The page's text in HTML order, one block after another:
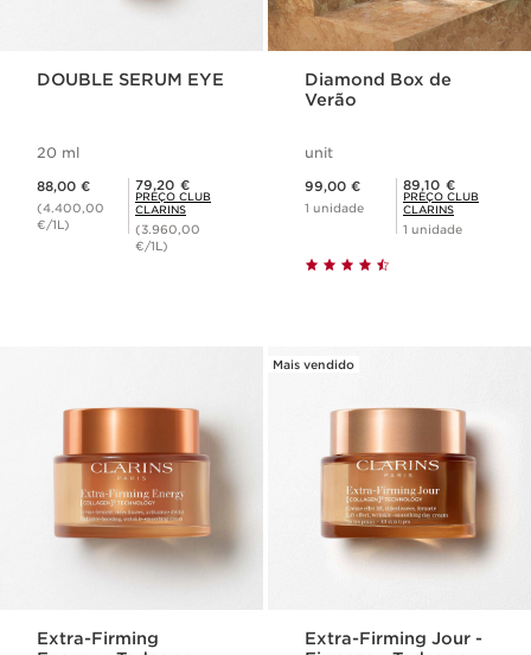
DOUBLE SERUM EYE
20 ml
88,00 €
(4.400,00
€/1L)
Preço Club Clarins 79,20 €
79,20 €
PREÇO CLUB
CLARINS
(3.960,00
€/1L)
Diamond Box de
Verão
unit
99,00 €
1 unidade
Preço Club Clarins 89,10 €
89,10 €
PREÇO CLUB
CLARINS
1 unidade
Extra-Firming
Mais vendido
Extra-Firming Jour -